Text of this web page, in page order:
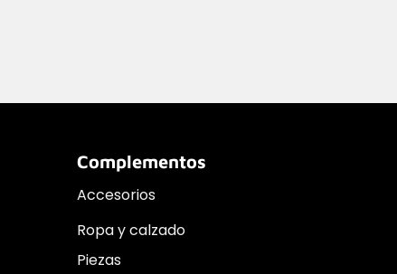
Complementos
Accesorios
Ropa y calzado
Piezas